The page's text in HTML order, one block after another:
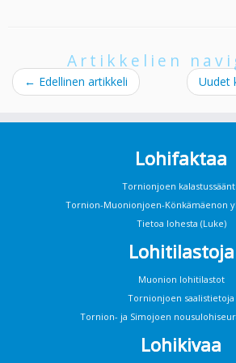
Artikkelien
← Edellinen artikkeli Uudet
Lohifaktaa
Tornionjoen
Tornion-Muonionjoen-Könkämäenon
Tietoa lohesta (Luke)
Lohitilastoja
Muonion lohitilastot
Tornionjoen saalistietoja
Tornion- ja Simojoen
Lohikivaa